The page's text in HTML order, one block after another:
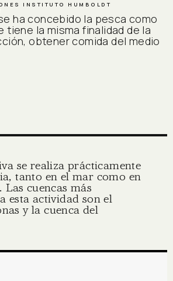
INSTITUTO HUMBOLDT
ha concebido la pesca como
tiene la misma finalidad de la
obtener comida del medio
se realiza prácticamente
tanto en el mar como en
Las cuencas más
esta actividad son el
y la cuenca del